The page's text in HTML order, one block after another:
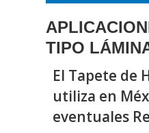
TIPO
El Tapete de
utiliza en
eventuales